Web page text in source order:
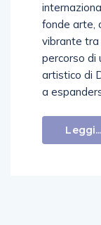
fonde arte,
vibrante tra
percorso di
artistico di
a
Leggi...